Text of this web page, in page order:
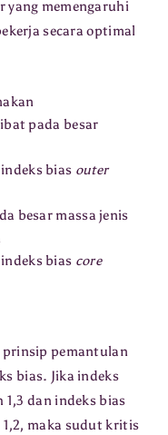
yang memengaruhi
secara optimal
pada besar
bias outer
besar massa jenis
bias core
prinsip pemantulan
bias. Jika indeks
1,3 dan indeks bias
maka sudut kritis